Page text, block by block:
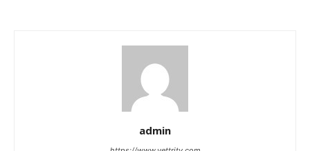
admin